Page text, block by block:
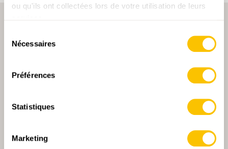
ou qu'ils ont collectées lors de votre utilisation de leurs
Nécessaires
Préférences
Statistiques
Marketing
PARTENAIRE PRINCIPALE ET PARTENAIRE DE TRANSPORT